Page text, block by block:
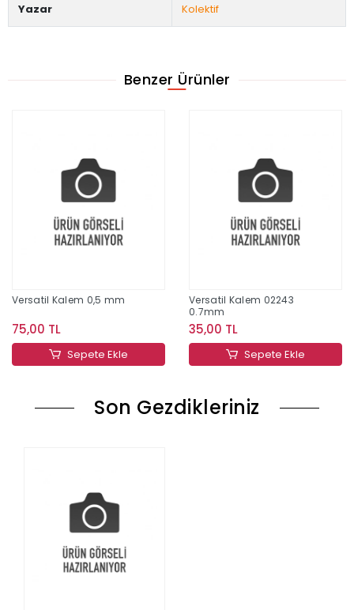
Yazar Kolektif
Benzer Ürünler
Versatil Kalem 0,5 mm
75,00 TL
Sepete Ekle
Versatil Kalem 02243
0.7mm
35,00 TL
Sepete Ekle
Son Gezdikleriniz